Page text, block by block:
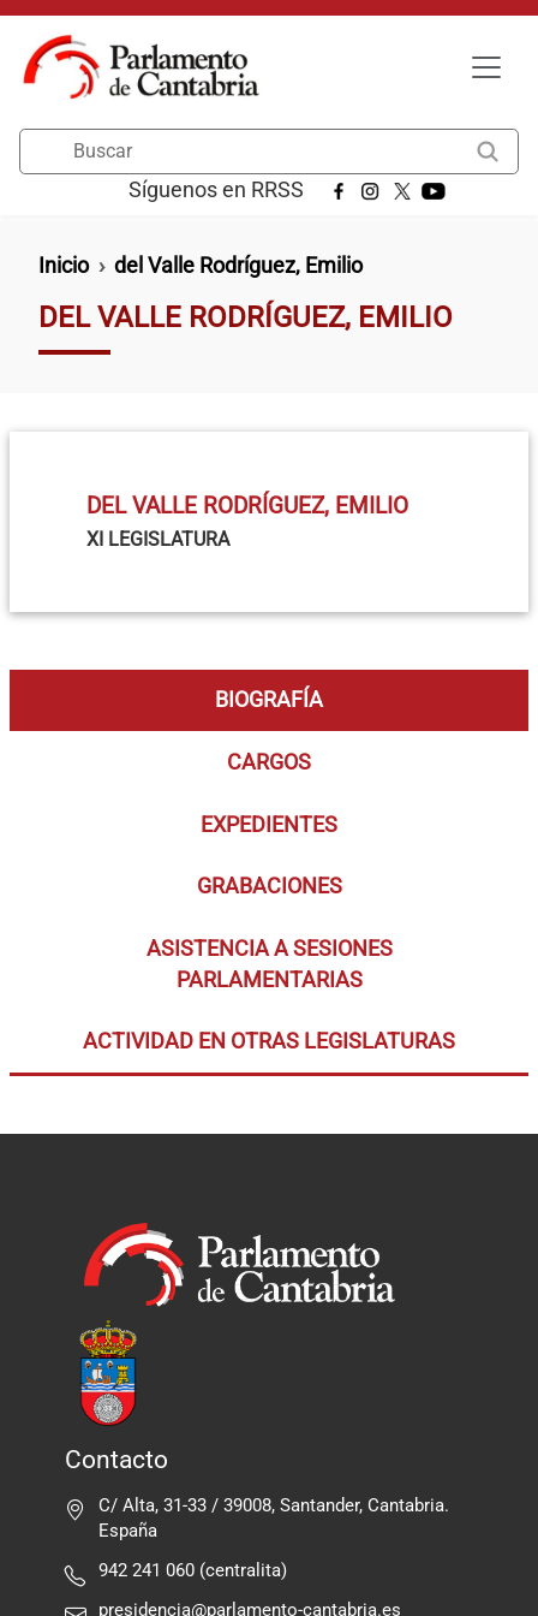
Pasar al contenido principal
Síguenos en RRSS
Ruta de navegación
Inicio del Valle Rodríguez, Emilio
DEL VALLE RODRÍGUEZ, EMILIO
DEL VALLE RODRÍGUEZ, EMILIO
XI LEGISLATURA
BIOGRAFÍA
CARGOS
EXPEDIENTES
GRABACIONES
ASISTENCIA A SESIONES
PARLAMENTARIAS
ACTIVIDAD EN OTRAS LEGISLATURAS
Contacto
C/ Alta, 31-33 / 39008, Santander, Cantabria.
España
942 241 060 (centralita)
presidencia@parlamento-cantabria.es